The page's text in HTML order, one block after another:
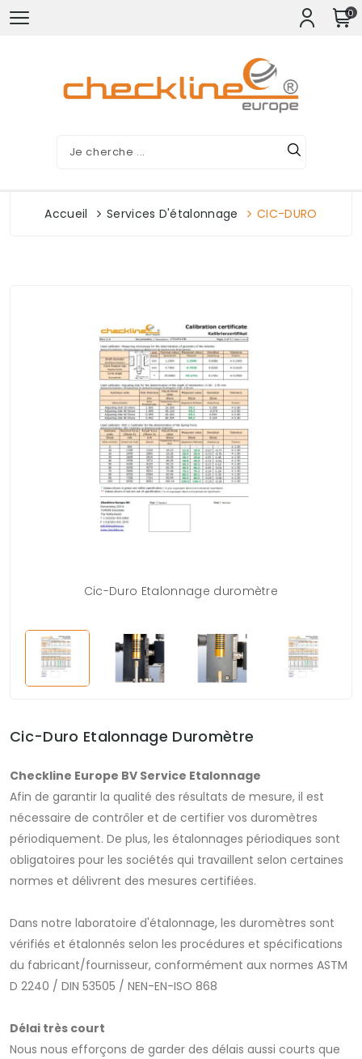
0
Accueil Services D'étalonnage CIC-DURO
Cic-Duro Etalonnage duromètre
Cic-Duro Etalonnage Duromètre
Checkline Europe BV Service Etalonnage
Afin de garantir la qualité des résultats de mesure, il est
nécessaire de contrôler et de certifier vos duromètres
périodiquement. De plus, les étalonnages périodiques sont
obligatoires pour les sociétés qui travaillent selon certaines
normes et délivrent des mesures certifiées.
Dans notre laboratoire d'étalonnage, les duromètres sont
vérifiés et étalonnés selon les procédures et spécifications
du fabricant/fournisseur, conformément aux normes ASTM
D 2240 / DIN 53505 / NEN-EN-ISO 868
Délai très court
Nous nous efforçons de garder des délais aussi courts que